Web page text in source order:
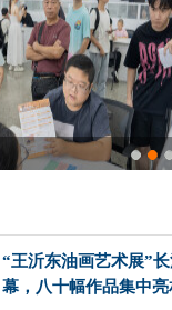
“王沂东油画艺术展”
幕，八十幅作品集中亮